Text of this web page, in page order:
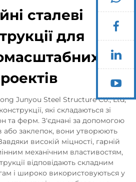
сталеві
для
Junyou Steel Structure Co., Ltd,
які складаються зі
та ферм. З'єднані за допомогою
або заклепок, вони утворюють
високій міцності, гарній
механічним властивостям,
відповідають складним
і широко використовуються у